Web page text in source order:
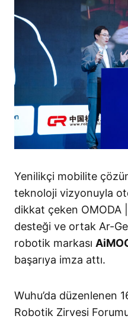
Yenilikçi mobilite
teknoloji vizyonuyla
dikkat çeken OMODA
desteği ve ortak Ar-
robotik markası
başarıya imza attı.
Wuhu’da düzenlenen
Robotik Zirvesi